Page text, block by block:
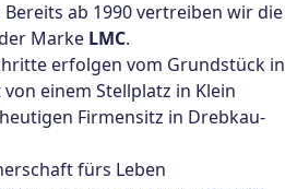
Bereits ab 1990 vertreiben wir die
Marke LMC.
erfolgen vom Grundstück in
einem Stellplatz in Klein
Firmensitz in Drebkau-
fürs Leben